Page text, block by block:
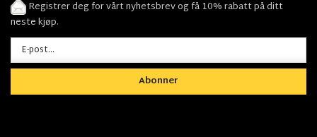
Registrer deg for vårt nyhetsbrev og få 10% rabatt på ditt
neste kjøp.
Abonner